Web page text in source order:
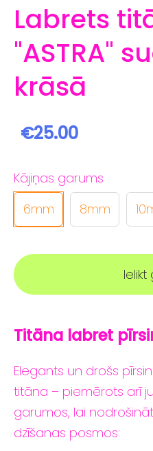
Labrets
"ASTRA"
krāsā
€25.00
Kājiņas garums
6mm
8mm
Ielikt
Titāna labret
Elegants un drošs
titāna – piemērots arī
garumos, lai
dzīšanas posmos: